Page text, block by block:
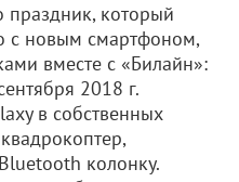
который
с новым смартфоном,
вместе с «Билайн»:
2018 г.
в собственных
колонку.